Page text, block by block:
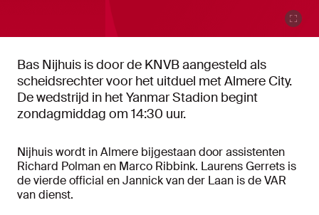
Bas Nijhuis is door de KNVB aangesteld als
scheidsrechter voor het uitduel met Almere City.
De wedstrijd in het Yanmar Stadion begint
zondagmiddag om 14:30 uur.
Nijhuis wordt in Almere bijgestaan door assistenten
Richard Polman en Marco Ribbink. Laurens Gerrets is
de vierde official en Jannick van der Laan is de VAR
van dienst.